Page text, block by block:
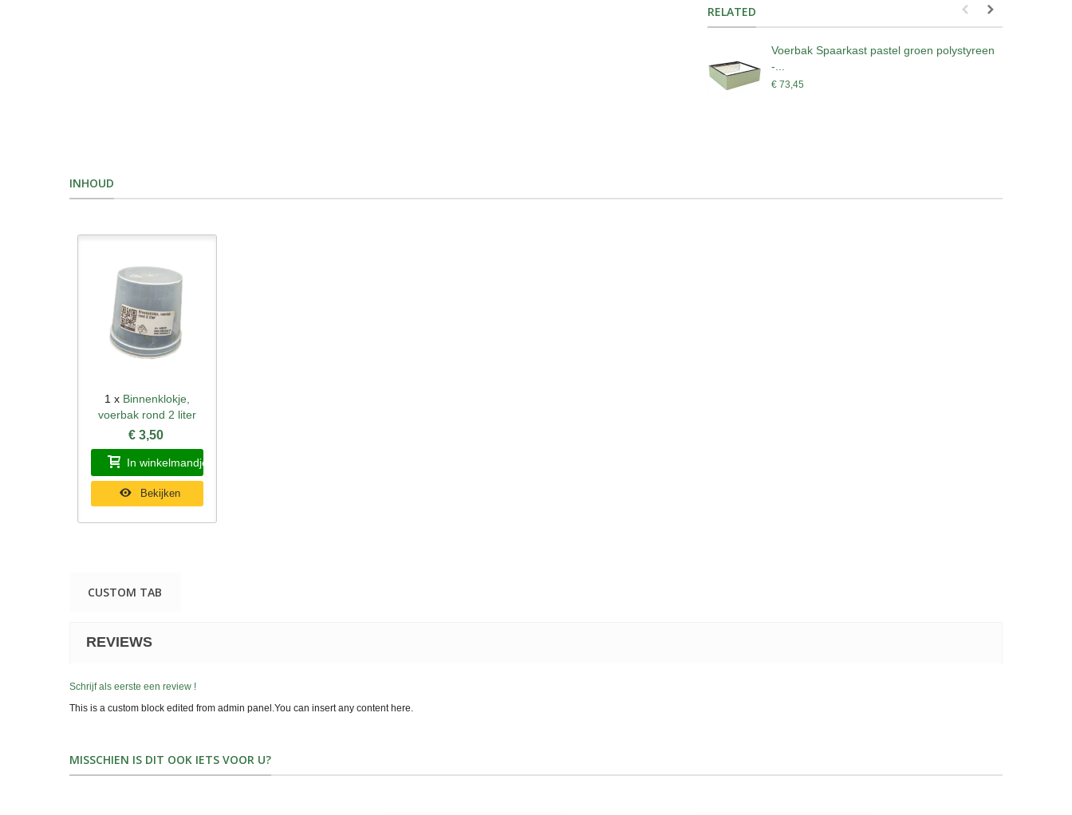
RELATED
Voerbak Spaarkast pastel groen polystyreen
-...
€ 73,45
INHOUD
Snel bekijken
1 x Binnenklokje,
voerbak rond 2 liter
€ 3,50
In winkelmandje
Bekijken
CUSTOM TAB
REVIEWS
Schrijf als eerste een review !
This is a custom block edited from admin panel.You can insert any content here.
MISSCHIEN IS DIT OOK IETS VOOR U?